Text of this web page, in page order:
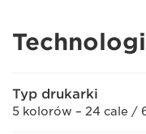
Typ drukarki
5 kolorów – 24 cale /